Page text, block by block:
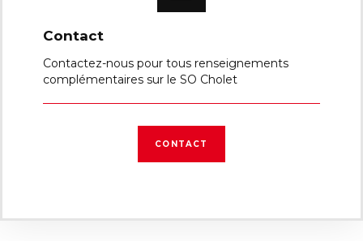
Contact
Contactez-nous pour tous renseignements
complémentaires sur le SO Cholet
CONTACT